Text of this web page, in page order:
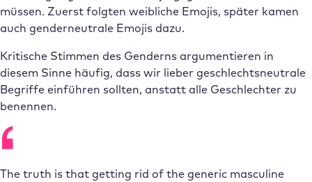
müssen. Zuerst folgten weibliche Emojis, später kamen
auch genderneutrale Emojis dazu.
Kritische Stimmen des Genderns argumentieren in
diesem Sinne häufig, dass wir lieber geschlechtsneutrale
Begriffe einführen sollten, anstatt alle Geschlechter zu
benennen.
The truth is that getting rid of the generic masculine